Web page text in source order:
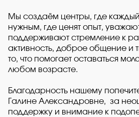
Мы создаём центры, где каждый
нужным, где ценят опыт,
поддерживают стремление к
активность, доброе общение и
то, что помогает оставаться
любом возрасте.
Благодарность нашему
Галине Александровне, за
поддержку и внимание к